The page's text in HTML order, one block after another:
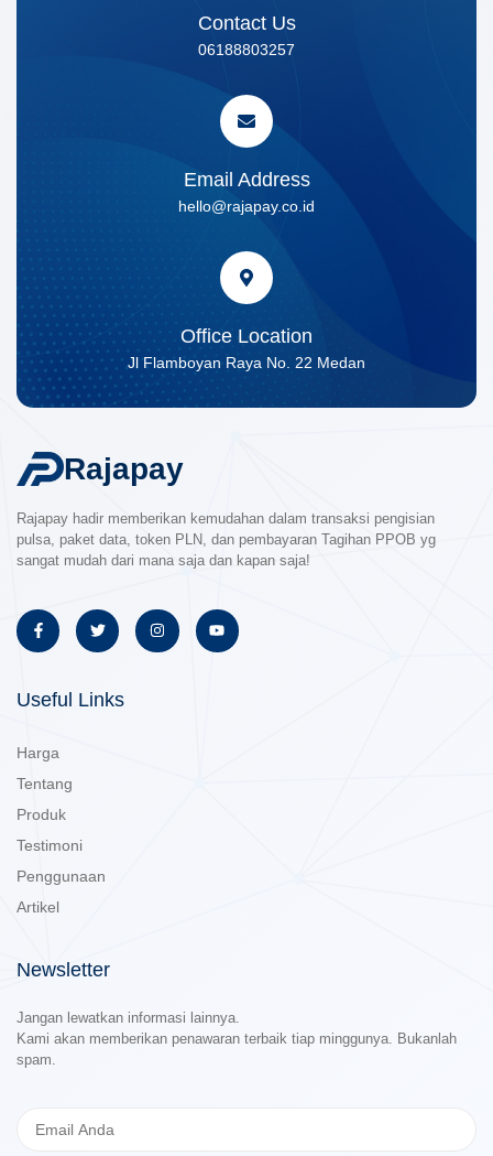
Contact Us
06188803257
Email Address
hello@rajapay.co.id
Office Location
Jl Flamboyan Raya No. 22 Medan
Rajapay
Rajapay hadir memberikan kemudahan dalam transaksi pengisian
pulsa, paket data, token PLN, dan pembayaran Tagihan PPOB yg
sangat mudah dari mana saja dan kapan saja!
Useful Links
Harga
Tentang
Produk
Testimoni
Penggunaan
Artikel
Newsletter
Jangan lewatkan informasi lainnya.
Kami akan memberikan penawaran terbaik tiap minggunya. Bukanlah
spam.